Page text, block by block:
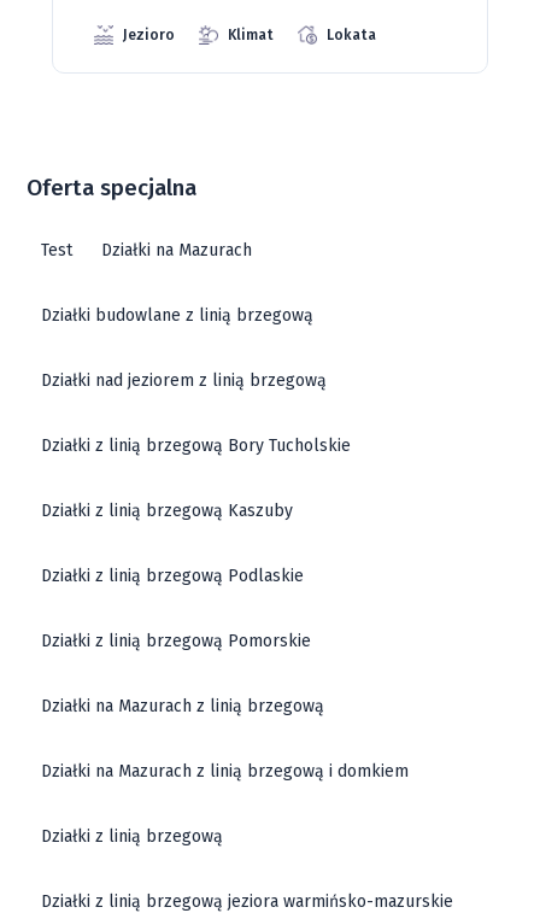
prostokąta, jest przywilejem.
rozchwytywanych terenów w Lublinie. Zabezpieczone i
dobrze przygotowane działki budowlane na sprzedaż
jednorodzinnych. Zabudowa jednorodzinna z
budowlanej w Zemborzyce.
domków jednorodzinnych. Zabudowa tu to pełna
Sprzedam działkę - krzyczą plakaty. I nie powinno to
Działki z Widokiem na Wrotków
dogodne warunki zabudowy każdej działki budowlanej
Oferta specjalna
Test Działki na Mazurach
Działki budowlane z linią brzegową
Działki nad jeziorem z linią brzegową
Działki z linią brzegową Bory Tucholskie
Działki z linią brzegową Kaszuby
Działki z linią brzegową Podlaskie
Działki z linią brzegową Pomorskie
Działki na Mazurach z linią brzegową
Działki na Mazurach z linią brzegową i domkiem
Działki z linią brzegową
Działki z linią brzegową jeziora warmińsko-mazurskie